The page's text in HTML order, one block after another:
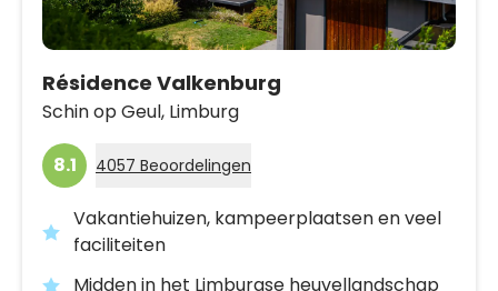
Résidence Valkenburg
Schin op Geul, Limburg
8.1 4057 Beoordelingen
Vakantiehuizen, kampeerplaatsen en veel
faciliteiten
Midden in het Limburgse heuvellandschap